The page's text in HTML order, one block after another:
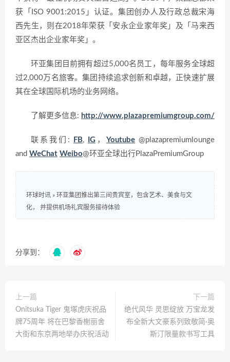
获「ISO 9001:2015」认证。集团创办人及行政总裁宋海
西先生，则在2018年荣获「安永企业家年奖」及「马来西
亚区杰出企业家年奖」。
环亚集团目前拥有超过5,000名员工，每年服务全球超
过2,000万名旅客。集团持续追求创新和卓越，正快速扩展
其在全球国际机场的业务网络。
了解更多信息: http://www.plazapremiumgroup.com/
联系我们: FB, IG ， Youtube @plazapremiumlounge
and WeChat Weibo@环亚全球出行PlazaPremiumGroup
环球时讯 » 环亚集团推出第三间贵宾室，包含艺术、美食与文
化， 并提供机场礼宾服务接待体验
分享到：
上一篇
Onitsuka Tiger 鬼塚虎庆祝品
牌75周年 将在巴黎香榭丽舍
大街和东京两地举办庆祝活动
下一篇
绝代风华 灵思绽放 万宝龙发
布全新大文豪系列致敬简·奥
斯汀限量款书写工具